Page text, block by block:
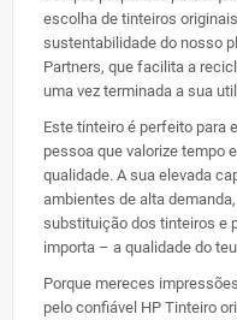
escolha de tinteiros
sustentabilidade do nosso
Partners, que facilita a
uma vez terminada a sua
Este tinteiro é perfeito para
pessoa que valorize tempo
qualidade. A sua elevada
ambientes de alta
substituição dos tinteiros e
importa – a qualidade do
Porque mereces
pelo confiável HP Tinteiro